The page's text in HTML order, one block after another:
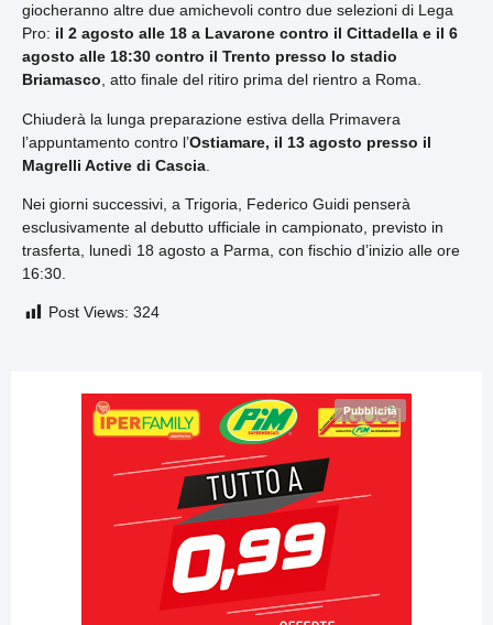
giocheranno altre due amichevoli contro due selezioni di Lega
Pro: il 2 agosto alle 18 a Lavarone contro il Cittadella e il 6
agosto alle 18:30 contro il Trento presso lo stadio
Briamasco, atto finale del ritiro prima del rientro a Roma.
Chiuderà la lunga preparazione estiva della Primavera
l’appuntamento contro l’Ostiamare, il 13 agosto presso il
Magrelli Active di Cascia
Nei giorni successivi, a Trigoria, Federico Guidi penserà
esclusivamente al debutto ufficiale in campionato, previsto in
trasferta, lunedì 18 agosto a Parma, con fischio d’inizio alle ore
16:30.
Post Views: 324
Pubblicità